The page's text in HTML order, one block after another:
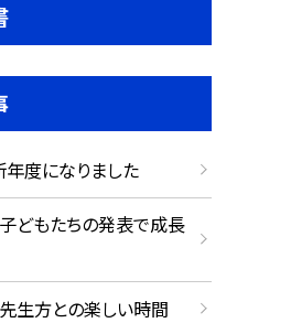
度になりました
どもたちの発表で成長
生方との楽しい時間